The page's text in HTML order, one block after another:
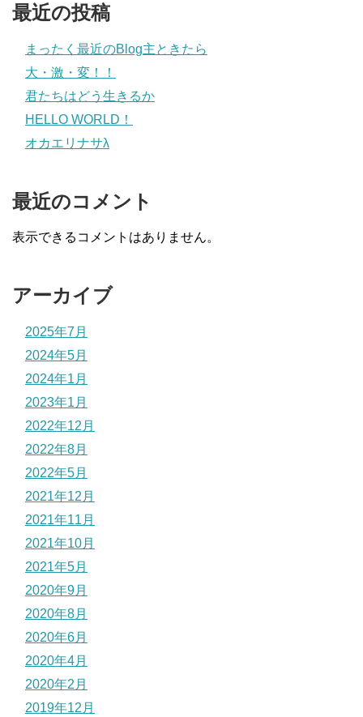
最近の投稿
まったく最近のBlog主ときたら
大・激・変！！
君たちはどう生きるか
HELLO WORLD！
オカエリナサλ
最近のコメント
表示できるコメントはありません。
アーカイブ
2025年7月
2024年5月
2024年1月
2023年1月
2022年12月
2022年8月
2022年5月
2021年12月
2021年11月
2021年10月
2021年5月
2020年9月
2020年8月
2020年6月
2020年4月
2020年2月
2019年12月